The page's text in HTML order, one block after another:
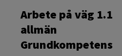
Arbete på väg 1.1
allmän
Grundkompetens